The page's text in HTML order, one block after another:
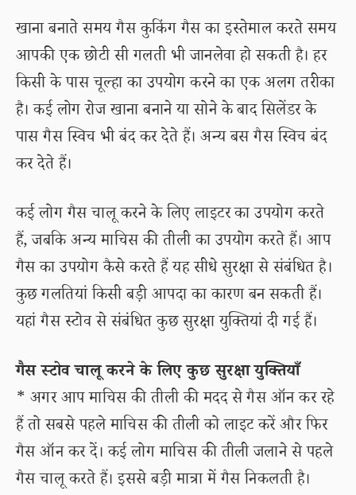
खाना बनाते समय गैस कुकिंग गैस का इस्तेमाल करते समय
आपकी एक छोटी सी गलती भी जानलेवा हो सकती है। हर
किसी के पास चूल्हा का उपयोग करने का एक अलग तरीका
है। कई लोग रोज खाना बनाने या सोने के बाद सिलेंडर के
पास गैस स्विच भी बंद कर देते हैं। अन्य बस गैस स्विच बंद
कर देते हैं।
कई लोग गैस चालू करने के लिए लाइटर का उपयोग करते
हैं, जबकि अन्य माचिस की तीली का उपयोग करते हैं। आप
गैस का उपयोग कैसे करते हैं यह सीधे सुरक्षा से संबंधित है।
कुछ गलतियां किसी बड़ी आपदा का कारण बन सकती हैं।
यहां गैस स्टोव से संबंधित कुछ सुरक्षा युक्तियां दी गई हैं।
गैस स्टोव चालू करने के लिए कुछ सुरक्षा युक्तियाँ
* अगर आप माचिस की तीली की मदद से गैस ऑन कर रहे
हैं तो सबसे पहले माचिस की तीली को लाइट करें और फिर
गैस ऑन कर दें। कई लोग माचिस की तीली जलाने से पहले
गैस चालू करते हैं। इससे बड़ी मात्रा में गैस निकलती है।